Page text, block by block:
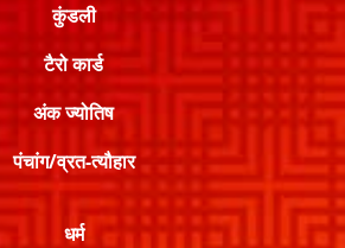
कुंडली
टैरो कार्ड
अंक ज्योतिष
पंचांग/व्रत-त्यौहार
धर्म